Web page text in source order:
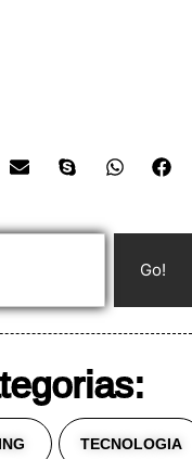
Go!
TECNOLOGIA